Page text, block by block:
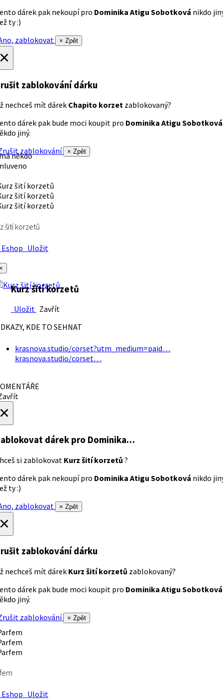
dárek pak nekoupí pro Dominika Atigu Sobotková nikdo
ty :)
zablokovat
× Zpět
zablokování dárku
nechceš mít dárek Chapito korzet zablokovaný?
dárek pak bude moci koupit pro Dominika Atigu Sobotková
jiný.
zablokování
× Zpět
někdo
šití korzetů
Uložit
Kurz šití korzetů
Uložit Zavřít
KDE TO SEHNAT
krasnova.studio/corset?utm_medium=paid…
krasnova.studio/corset…
dárek pro Dominika…
si zablokovat Kurz šití korzetů ?
dárek pak nekoupí pro Dominika Atigu Sobotková nikdo
ty :)
zablokovat
× Zpět
zablokování dárku
nechceš mít dárek Kurz šití korzetů zablokovaný?
dárek pak bude moci koupit pro Dominika Atigu Sobotková
jiný.
zablokování
× Zpět
Uložit